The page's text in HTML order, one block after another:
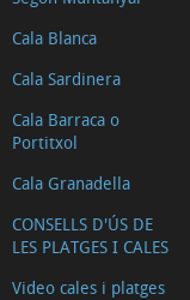
Cala Blanca
Cala Sardinera
Cala Barraca o
Portitxol
Cala Granadella
CONSELLS D'ÚS DE
LES PLATGES I CALES
Video cales i platges